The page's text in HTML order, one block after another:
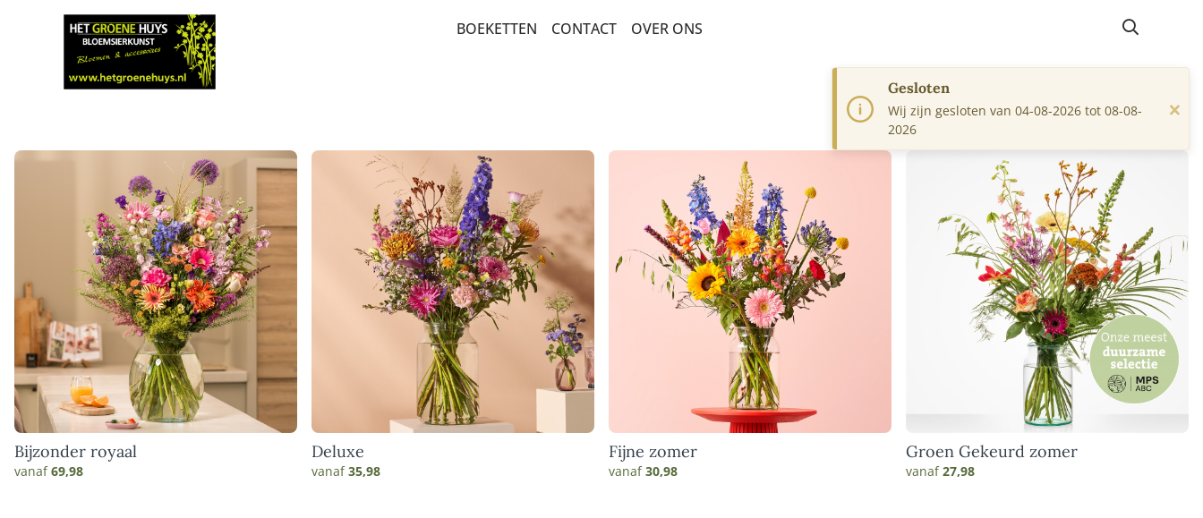
BOEKETTEN
PLUK EN VELDBOEKETTEN
POPULAIRE BOEKETTEN
ROUW EN CONDOLEANCE
ROZEN
LUXE-CADEAUBOEKETTEN
VERJAARDAG EN FELICITATIE
SEIZOENSBOEKETTEN
CONTACT OVER ONS
Bijzonder royaal
vanaf69,98
Deluxe
vanaf35,98
Fijne zomer
vanaf30,98
Groen Gekeurd zomer
vanaf27,98
Gesloten
Wij zijn gesloten van 04-08-2026 tot 08-08-
2026
×